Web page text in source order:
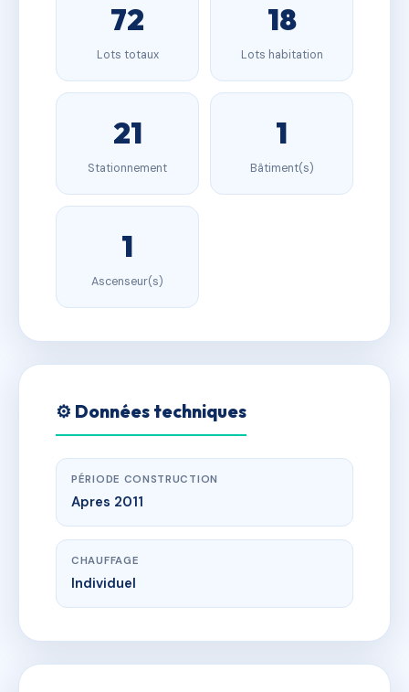
72
Lots totaux
18
Lots habitation
21
Stationnement
1
Bâtiment(s)
1
Ascenseur(s)
⚙️ Données techniques
PÉRIODE CONSTRUCTION
Apres 2011
CHAUFFAGE
Individuel